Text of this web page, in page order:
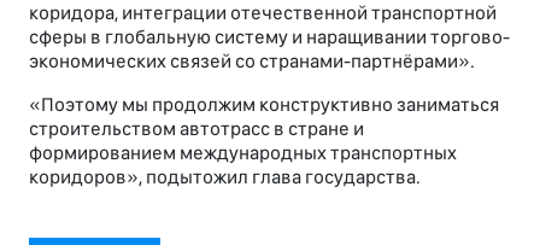
коридора, интеграции отечественной транспортной
сферы в глобальную систему и наращивании торгово-
экономических связей со странами-партнёрами».
«Поэтому мы продолжим конструктивно заниматься
строительством автотрасс в стране и
формированием международных транспортных
коридоров», подытожил глава государства.